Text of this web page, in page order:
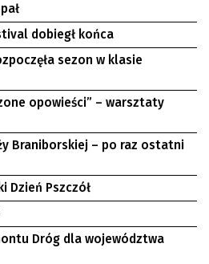
dobiegł końca
sezon w klasie
opowieści” – warsztaty
Braniborskiej – po raz ostatni
Dzień Pszczół
Dróg dla województwa